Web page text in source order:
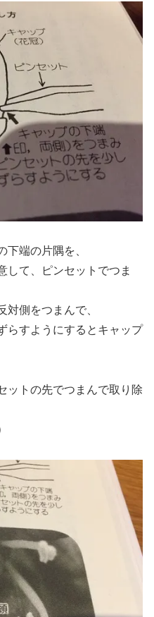
下端の片隅を、
して、ピンセットでつま
対側をつまんで、
らすようにするとキャップ
ットの先でつまんで取り除